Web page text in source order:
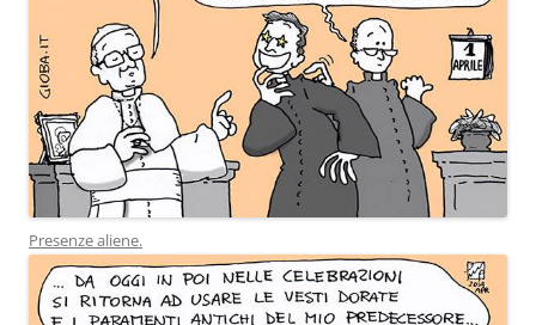
Presenze aliene.